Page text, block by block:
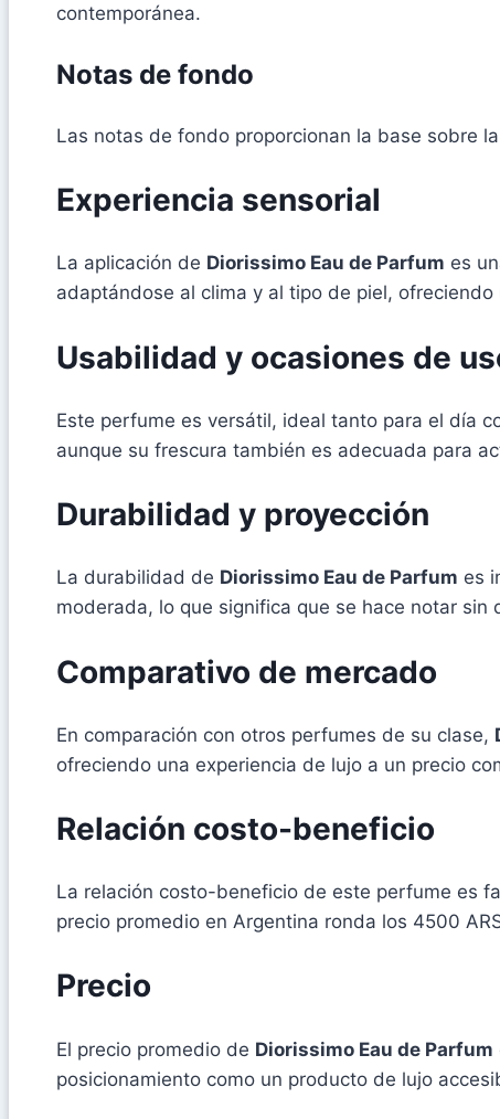
contemporánea.
Notas de fondo
Las notas de fondo proporcionan la base sobre
Experiencia sensorial
La aplicación de Diorissimo Eau de Parfum es
adaptándose al clima y al tipo de piel,
Usabilidad y ocasiones de
Este perfume es versátil, ideal tanto para el día
aunque su frescura también es adecuada para
Durabilidad y proyección
La durabilidad de Diorissimo Eau de Parfum es
moderada, lo que significa que se hace notar sin
Comparativo de mercado
En comparación con otros perfumes de su clase,
ofreciendo una experiencia de lujo a un precio
Relación costo-beneficio
La relación costo-beneficio de este perfume es
precio promedio en Argentina ronda los 4500
Precio
El precio promedio de Diorissimo Eau de Parfum
posicionamiento como un producto de lujo